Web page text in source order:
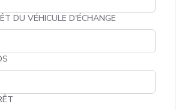
DU VÉHICULE D'ÉCHANGE